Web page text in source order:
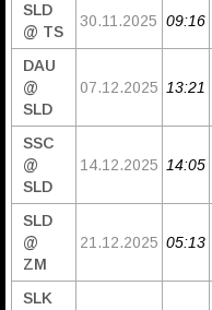
SLD
@ TS
30.11.2025 09:16
DAU
@
SLD
07.12.2025 13:21
SSC
@
SLD
14.12.2025 14:05
SLD
@
ZM
21.12.2025 05:13
SLK